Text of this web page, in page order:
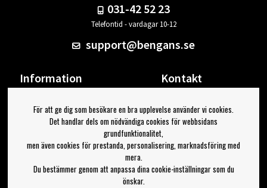
031-42 52 23
Telefontid - vardagar 10-12
support@bengans.se
Information
Om Bengans
FAQ / Köp- & Leveransvillkor
Kontakt
Din sida
Logga ut
Jag vill ha tips från Bengans
För att ge dig som besökare en bra upplevelse använder vi cookies.
Det handlar dels om nödvändiga cookies för webbsidans
grundfunktionalitet,
men även cookies för prestanda, personalisering, marknadsföring med
mera.
Du bestämmer genom att anpassa dina cookie-inställningar som du
önskar.